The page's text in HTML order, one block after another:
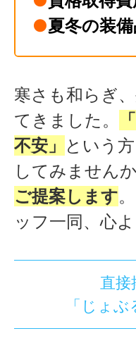
●夏冬の装
寒さも和らぎ
てきました。
不安」 という
してみませんか
ご提案します
ッフ一同、心
直接
「じょ